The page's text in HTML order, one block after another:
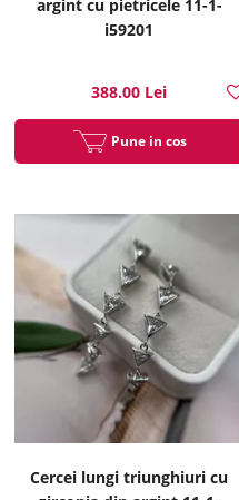
argint cu pietricele 11-1-
i59201
388.00 Lei
Pune in cos
Cercei lungi triunghiuri cu